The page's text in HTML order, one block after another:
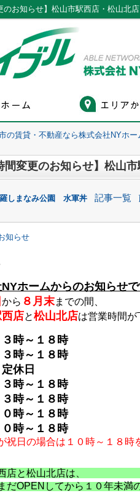
のお知らせ】松山市駅西店・松山北
の賃貸・不動産なら株式会社NYホー
間変更のお知らせ】松山
しまなみ公園 水軍丼 記事一覧
知らせ
ホームからのお知らせで
から ８月末までの間、
店と松山北店は営業時間が
時～１８時
時～１８時
休日
時～１８時
時～１８時
時～１８時
時～１８時
祝日の場合は１０時～１８時
駅西店と松山
だOPENしてから１０年未